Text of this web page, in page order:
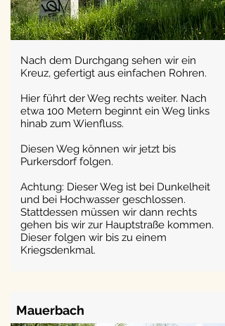
Nach dem Durchgang sehen wir ein
Kreuz, gefertigt aus einfachen Rohren.
Hier führt der Weg rechts weiter. Nach
etwa 100 Metern beginnt ein Weg links
hinab zum Wienfluss.
Diesen Weg können wir jetzt bis
Purkersdorf folgen.
Achtung: Dieser Weg ist bei Dunkelheit
und bei Hochwasser geschlossen.
Stattdessen müssen wir dann rechts
gehen bis wir zur Hauptstraße kommen.
Dieser folgen wir bis zu einem
Kriegsdenkmal.
Mauerbach